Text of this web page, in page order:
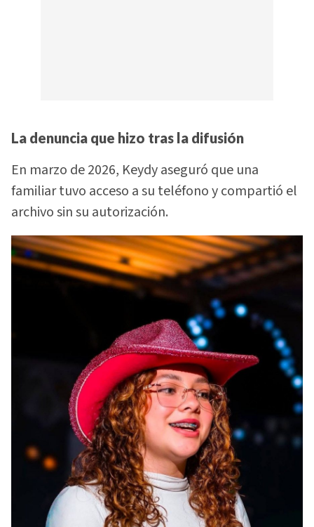
La denuncia que hizo tras la difusión
En marzo de 2026, Keydy aseguró que una
familiar tuvo acceso a su teléfono y compartió el
archivo sin su autorización.